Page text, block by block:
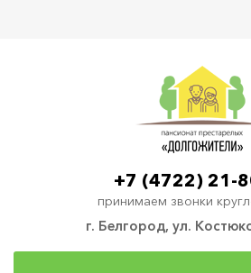
г. Белгород, ул.
+7 (4722) 21-
принимаем звонки